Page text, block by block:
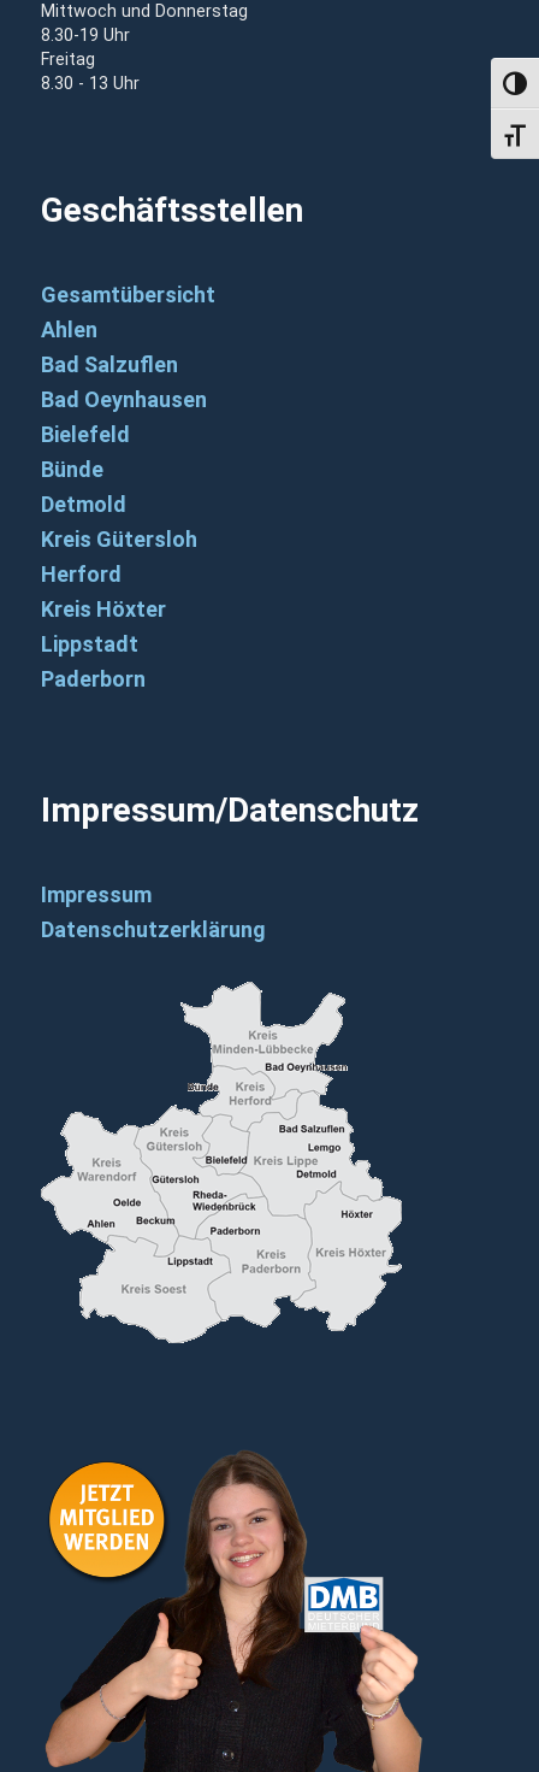
Mittwoch und Donnerstag
8.30-19 Uhr
Freitag
8.30 - 13 Uhr
Geschäftsstellen
Gesamtübersicht
Ahlen
Bad Salzuflen
Bad Oeynhausen
Bielefeld
Bünde
Detmold
Kreis Gütersloh
Herford
Kreis Höxter
Lippstadt
Paderborn
Impressum/Datenschutz
Impressum
Datenschutzerklärung